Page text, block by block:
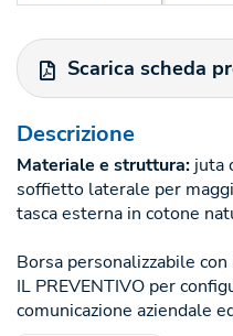
Scarica scheda
Descrizione
Materiale e struttura: juta
soffietto laterale per
tasca esterna in cotone
Borsa personalizzabile
IL PREVENTIVO per
comunicazione aziendale